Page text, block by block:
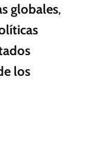
globales,
los